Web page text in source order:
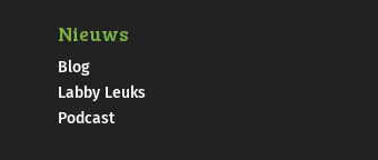
Nieuws
Blog
Labby Leuks
Podcast